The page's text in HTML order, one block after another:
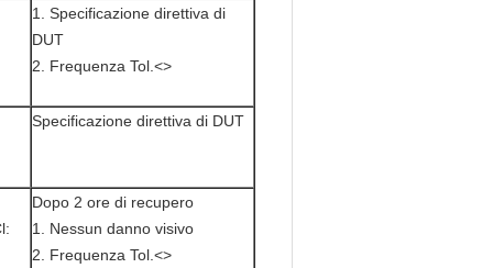
1. Specificazione direttiva di
DUT
2. Frequenza Tol.<>
Specificazione direttiva di DUT
Dopo 2 ore di recupero
1. Nessun danno visivo
2. Frequenza Tol.<>